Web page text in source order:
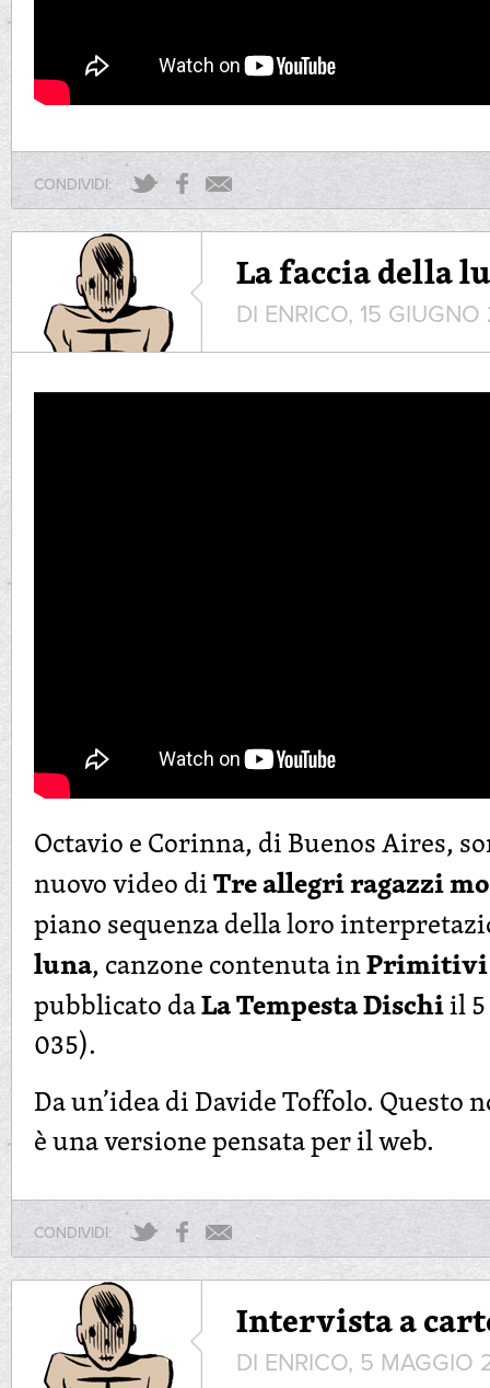
CONDIVIDI:
La faccia della
DI ENRICO, 15 GIUGNO
Octavio e Corinna, di Buenos Aires,
nuovo video diTre allegri ragazzi
piano sequenza della loro
luna, canzone contenuta inPrimitivi
pubblicato daLa Tempesta Dischiil
035).
Da un’idea di Davide Toffolo. Questo
è una versione pensata per il web.
CONDIVIDI:
Intervista a
DI ENRICO, 5 MAGGIO